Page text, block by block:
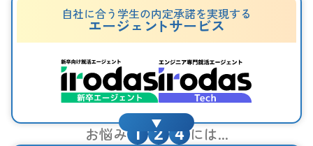
自社に合う学生の内定承諾を実現する
エージェ ントサービス
お悩み 1 2 4 には...